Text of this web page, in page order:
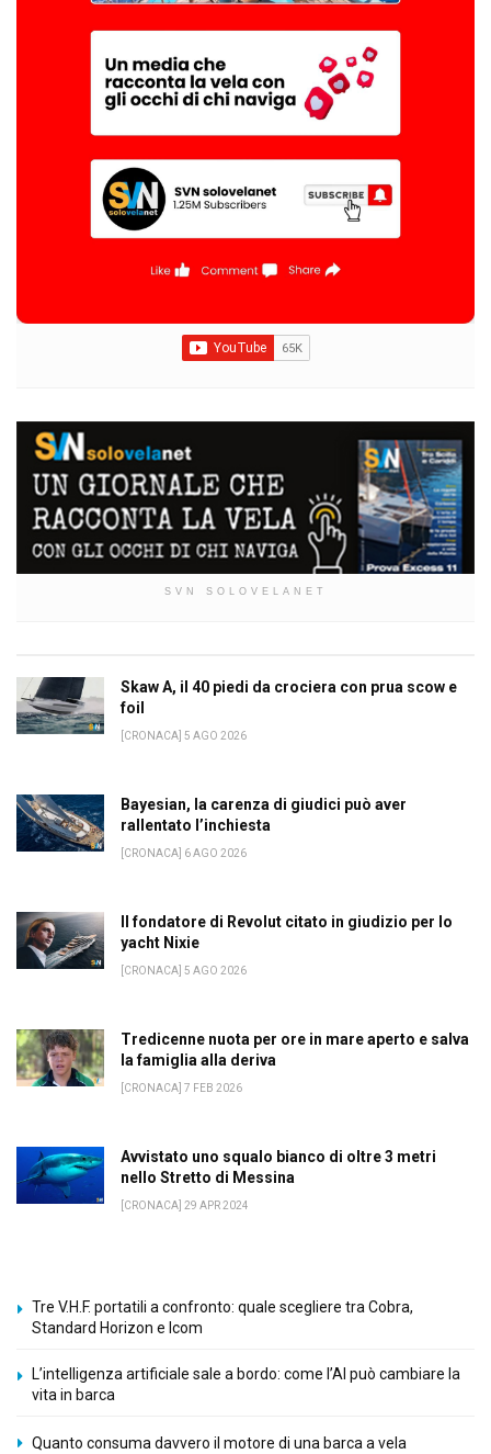
SVN SOLOVELANET
Skaw A, il 40 piedi da crociera con prua scow e
foil
[CRONACA] 5 AGO 2026
Bayesian, la carenza di giudici può aver
rallentato l’inchiesta
[CRONACA] 6 AGO 2026
Il fondatore di Revolut citato in giudizio per lo
yacht Nixie
[CRONACA] 5 AGO 2026
Tredicenne nuota per ore in mare aperto e salva
la famiglia alla deriva
[CRONACA] 7 FEB 2026
Avvistato uno squalo bianco di oltre 3 metri
nello Stretto di Messina
[CRONACA] 29 APR 2024
Tre V.H.F. portatili a confronto: quale scegliere tra Cobra,
Standard Horizon e Icom
L’intelligenza artificiale sale a bordo: come l’AI può cambiare la
vita in barca
Quanto consuma davvero il motore di una barca a vela